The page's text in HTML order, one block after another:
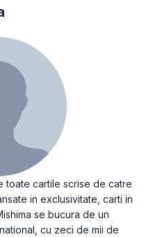
toate cartile scrise de catre
in exclusivitate, carti in
se bucura de un
cu zeci de mii de